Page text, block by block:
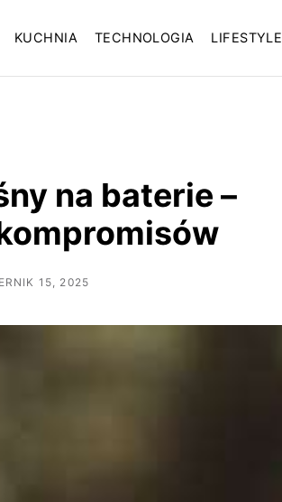
KUCHNIA TECHNOLOGIA LIFESTYLE
na baterie –
15, 2025